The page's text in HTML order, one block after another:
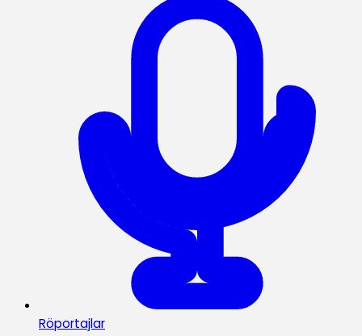
Röportajlar